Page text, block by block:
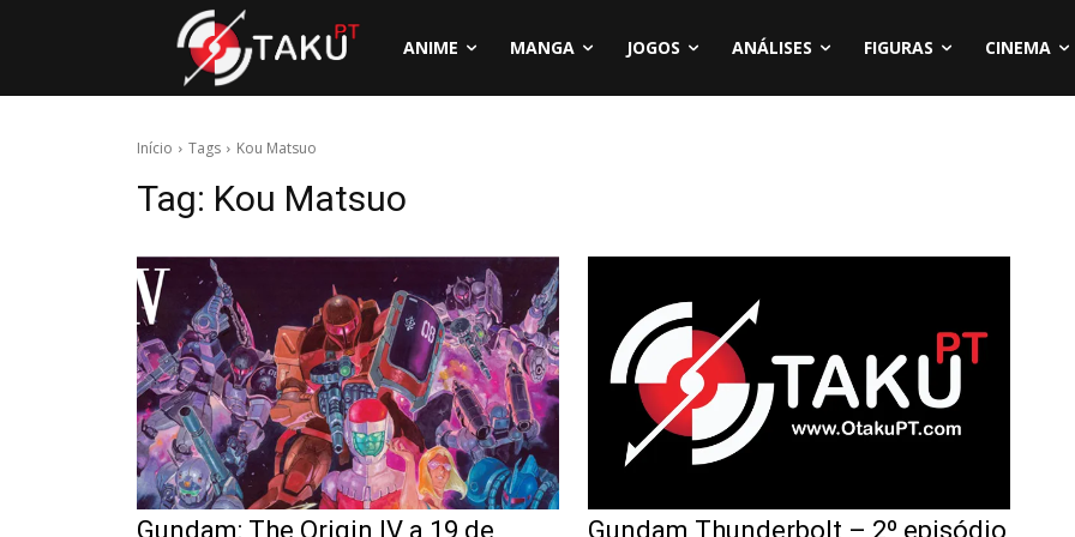
ANIME MANGA JOGOS ANÁLISES FIGURAS CINEMA
Início Tags Kou Matsuo
Tag: Kou Matsuo
Gundam: The Origin IV a 19 de
Gundam Thunderbolt – 2º episódio